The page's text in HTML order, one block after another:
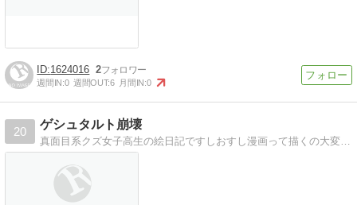
1624016 2
週間IN:0 週間OUT:6 月間IN:0
20
ゲシュタルト崩壊
真面目系クズ女子高生の絵日記ですしおすし漫画って描くの大変だなって思います